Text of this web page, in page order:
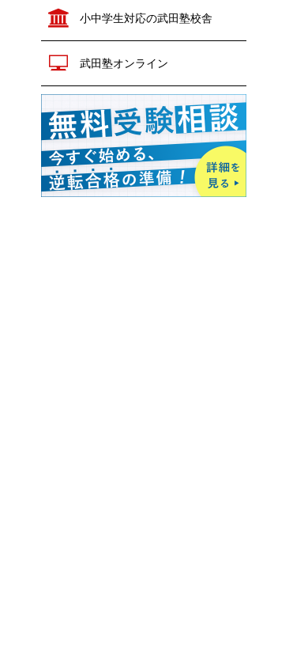
共通テスト対策
英語 数学
現代文 古文
漢文 世界史
政治経済
化学 物理
情報Ⅰ 小論文
小中学生対応の武田塾校舎
武田塾オンライン